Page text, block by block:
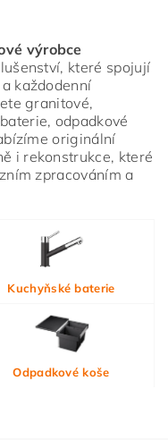
ochrany
výrobce
které spojují
každodenní
granitové,
odpadkové
originální
i rekonstrukce, které
zpracováním a
Kuchyňské baterie
Odpadkové koše